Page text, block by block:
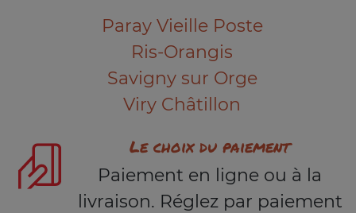
Paray Vieille Poste
Ris-Orangis
Savigny sur Orge
Viry Châtillon
Le choix du paiement
Paiement en ligne ou à la
livraison. Réglez par paiement